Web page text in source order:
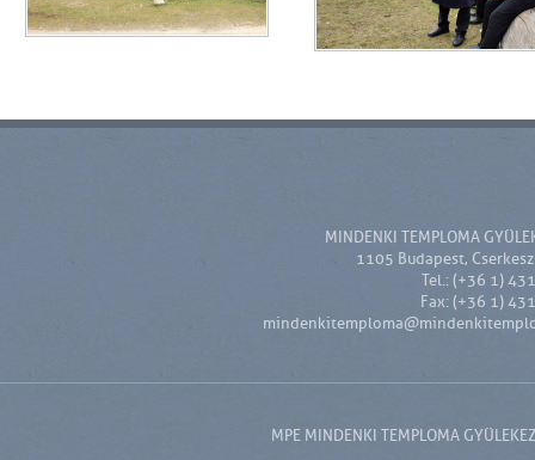
MINDENKI TEMPLOMA
1105 Budapest,
Tel.: (+36 1)
Fax: (+36 1)
MPE MINDENKI TEMPLOMA